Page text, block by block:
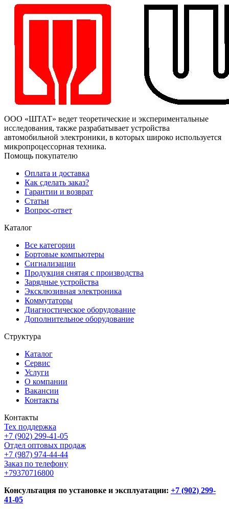
ООО «ШТАТ» ведет теоретические и экспериментальные
исследования, также разрабатывает устройства
автомобильной электроники, в которых широко используется
микропроцессорная техника.
Помощь покупателю
Оплата и доставка
Как сделать заказ?
Гарантии и возврат
Статьи
Вопрос-ответ
Каталог
Все категории
Бортовые компьютеры
Сигнализации
Продукция снятая с производства
Зарядные устройства
Эксклюзивная электроника
Коммутаторы
Диагностическое оборудование
Дополнительное оборудование
Структура
Каталог
Сервис
Услуги
О компании
Вакансии
Контакты
Контакты
Тех поддержка
+7 (902) 299-41-05
Отдел оптовых продаж
+7 (987) 974-44-44
Заказ по телефону
+79370716800
Консультация по установке и эксплуатации: +7 (902) 299-
41-05